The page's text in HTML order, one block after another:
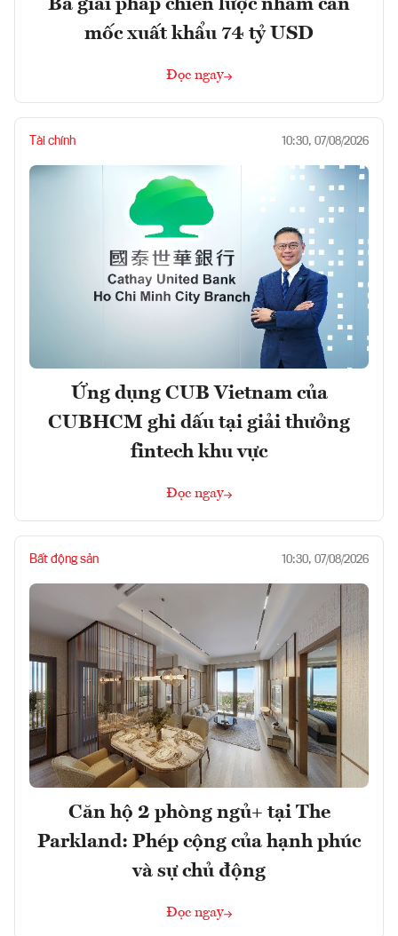
Ba giải pháp chiến lược nhằm cán
mốc xuất khẩu 74 tỷ USD
Đọc ngay
Tài chính 10:30, 07/08/2026
Ứng dụng CUB Vietnam của
CUBHCM ghi dấu tại giải thưởng
fintech khu vực
Đọc ngay
Bất động sản 10:30, 07/08/2026
Căn hộ 2 phòng ngủ+ tại The
Parkland: Phép cộng của hạnh phúc
và sự chủ động
Đọc ngay